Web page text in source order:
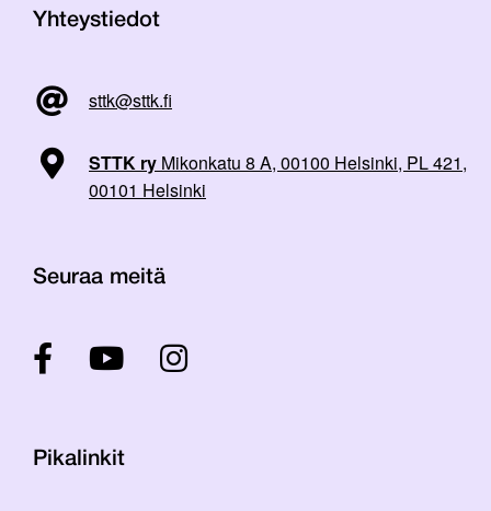
Yhteystiedot
sttk@sttk.fi
STTK ry Mikonkatu 8 A, 00100 Helsinki, PL 421,
00101 Helsinki
Seuraa meitä
Pikalinkit